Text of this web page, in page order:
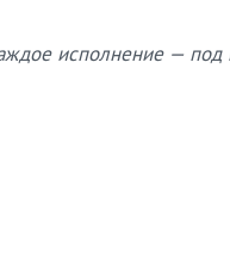
исполнение — под